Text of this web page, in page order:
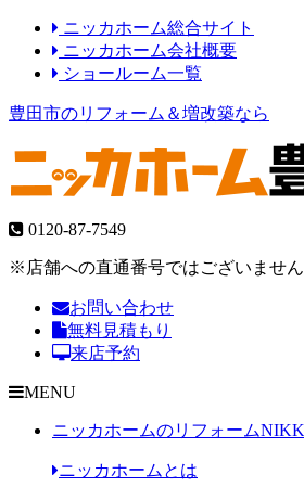
ニッカホーム総合サイト
ニッカホーム会社概要
ショールーム一覧
豊田市のリフォーム＆増改築なら
0120-87-7549
※店舗への直通番号ではございません
お問い合わせ
無料見積もり
来店予約
MENU
ニッカホームのリフォーム
ニッカホームとは